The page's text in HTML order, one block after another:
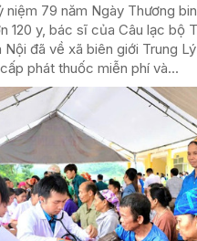
niệm 79 năm Ngày Thương
120 y, bác sĩ của Câu lạc bộ
Nội đã về xã biên giới Trung
phát thuốc miễn phí và...